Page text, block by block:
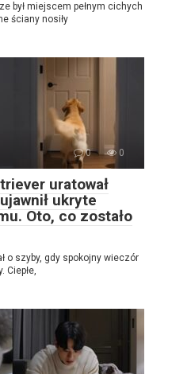
był miejscem pełnym cichych
ściany nosiły
0 0
uratował
ukryte
Oto, co zostało
o szyby, gdy spokojny wieczór
Ciepłe,